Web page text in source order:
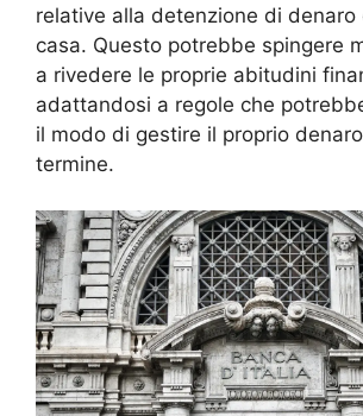
relative alla detenzione di denaro
casa. Questo potrebbe spingere
a rivedere le proprie abitudini
adattandosi a regole che
il modo di gestire il proprio
termine.